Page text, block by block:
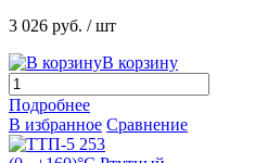
3 026 руб. / шт
В корзину
Подробнее
В избранное Сравнение